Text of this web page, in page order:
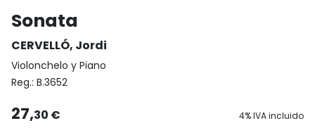
Sonata
CERVELLÓ, Jordi
Violonchelo y Piano
Reg.: B.3652
27,30 € 4% IVA incluido